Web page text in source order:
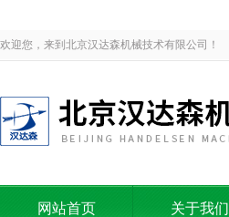
欢迎您，来到北京汉达森机械技术有限公司！
网站首页 关于我们